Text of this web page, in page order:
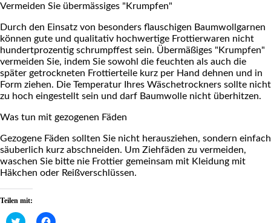
Vermeiden Sie übermässiges "Krumpfen"
Durch den Einsatz von besonders flauschigen Baumwollgarnen
können gute und qualitativ hochwertige Frottierwaren nicht
hundertprozentig schrumpffest sein. Übermäßiges "Krumpfen"
vermeiden Sie, indem Sie sowohl die feuchten als auch die
später getrockneten Frottierteile kurz per Hand dehnen und in
Form ziehen. Die Temperatur Ihres Wäschetrockners sollte nicht
zu hoch eingestellt sein und darf Baumwolle nicht überhitzen.
Was tun mit gezogenen Fäden
Gezogene Fäden sollten Sie nicht herausziehen, sondern einfach
säuberlich kurz abschneiden. Um Ziehfäden zu vermeiden,
waschen Sie bitte nie Frottier gemeinsam mit Kleidung mit
Häkchen oder Reißverschlüssen.
Teilen mit:
Klick, Klick,